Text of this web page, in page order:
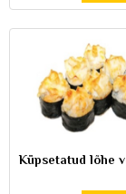
Küpsetatud lõhe